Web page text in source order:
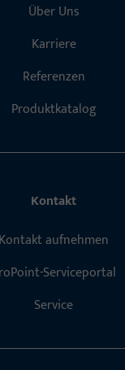
Über Uns
Karriere
Referenzen
Produktkatalog
Kontakt
Kontakt aufnehmen
Serviceportal
Service